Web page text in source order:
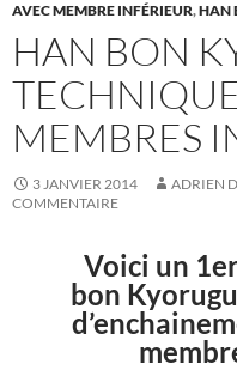
AVEC MEMBRE INFÉRIEUR,HAN
HAN BON
MEMBRES
3 JANVIER 2014 ADRIEN
COMMENTAIRE
Voici un
bon